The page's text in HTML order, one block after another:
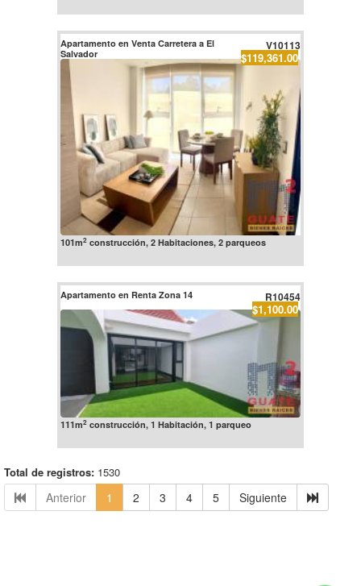
Apartamento en Venta Carretera a El
Salvador
V10113
$119,361.00
101m2construcción, 2 Habitaciones, 2 parqueos
Apartamento en Renta Zona 14 R10454
$1,100.00
111m2construcción, 1 Habitación, 1 parqueo
Total de registros: 1530
Anterior 1 2 3 4 5 Siguiente